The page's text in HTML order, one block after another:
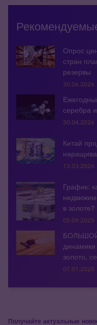
Опрос
стран
резервы
30.06.2026
серебра
30.04.2026
Китай
13.03.2026
График:
в золоте?
05.09.2025
БОЛЬШОЙ
динамики
золото,
07.01.2025
Получайте актуальные